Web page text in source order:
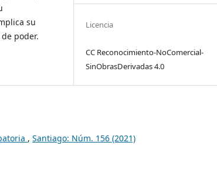
su
poder.
Licencia
CC Reconocimiento-NoComercial-
SinObrasDerivadas 4.0
, Santiago: Núm. 156 (2021)